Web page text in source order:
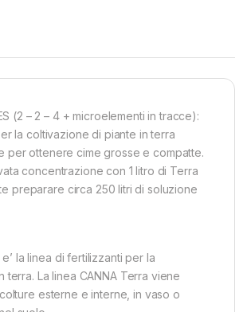
(2 – 2 – 4 + microelementi in tracce):
la coltivazione di piante in terra
per ottenere cime grosse e compatte.
concentrazione con 1 litro di Terra
preparare circa 250 litri di soluzione
e’ la linea di fertilizzanti per la
terra. La linea CANNA Terra viene
esterne e interne, in vaso o